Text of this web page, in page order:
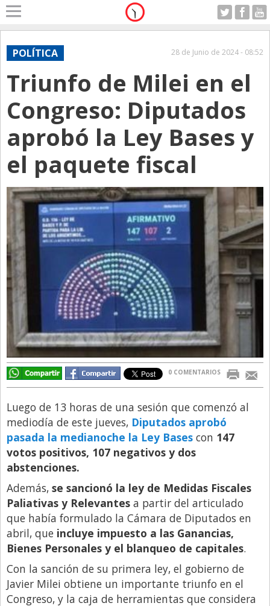
Home
A Motor
Alerta
Anticipo
Campo
Carrera & Emprendedores
Club House
Coleccionistas
Con Estilo
De Bolsillo
Diarios de Argentina
Diarios del Mundo
Directivos
Ecología y Ambiente
Economía
El Experto
El Innovador
El Precio Que Yo Ví
Entrevista
Entrevista Exclusiva
Finanzas
Gastronomia
Internacionales
La Opinión del Director
Legales
Medios
Millonarios
Viernes 07.08.2026
POLÍTICA 28 de Junio de 2024 - 08:52
Triunfo de Milei en el
Congreso: Diputados
aprobó la Ley Bases y
el paquete fiscal
0 COMENTARIOS
Luego de 13 horas de una sesión que comenzó al
mediodía de este jueves, Diputados aprobó
pasada la medianoche la Ley Bases con 147
votos positivos, 107 negativos y dos
abstenciones.
Además, se sancionó la ley de Medidas Fiscales
Paliativas y Relevantes a partir del articulado
que había formulado la Cámara de Diputados en
abril, que incluye impuesto a las Ganancias,
Bienes Personales y el blanqueo de capitales.
Con la sanción de su primera ley, el gobierno de
Javier Milei obtiene un importante triunfo en el
Congreso, y la caja de herramientas que considera